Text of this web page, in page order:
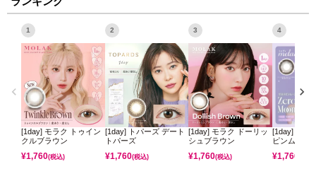
1
[1day] モラク トゥイン
クルブラウン
¥1,760(税込)
2
[1day] トパーズ デート
トパーズ
¥1,760(税込)
3
[1day] モラク ドーリッ
シュブラウン
¥1,760(税込)
4
[1day] ミレ
ピンムーン
¥1,760